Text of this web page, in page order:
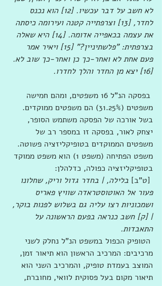
לא חשב על דבר עכשיו. [12] הוא נכנס
לחדר, [13] וצרפתייה קטנה ועירומה כיסתה
את עצמה בכאפייה אדומה. [14] היא שאלה
בצרפתית: "פלשתיניין?" [15] ויאיר אמר
פעם אחת לא ואחר-כך כן ואחר-כך שוב לא.
[16] יצא מן החדר והלך לחדרו.
בפסקה הנ"ל 16 משפטים, ומהם חמישה
משפטים (31.25%) הם משפטים ממוקדים.
בשל אורכה של הפסקה משתמש הסופר,
יצחק לאור, בפסקה זו במספר רב של
משפטים הממוקדים בטופיקליזציה פשוטה.
משפט הפתיחה (משפט 1) הוא משפט ממוקד
בטופיקליזציה כפולה, כדלהלן:
בלילה, | בחדר גדול וריק, שחלונו
פעור אל האוטוסטראדה שוויץ פאריס
ושמכוניות רצו עליה גם בשלוש לפנות בוקר,
| [ק] חשב כנראה בפעם הראשונה על
התאבדות.
הטופיק הכפול במשפט הנ"ל נחלק לשני
מרכיבים: המרכיב הראשון הוא תיאור זמן,
המוצב בעמדת טופיק, והמרכיב השני הוא
תיאור מקום בעל פסוקית לוואי, מחוברת,